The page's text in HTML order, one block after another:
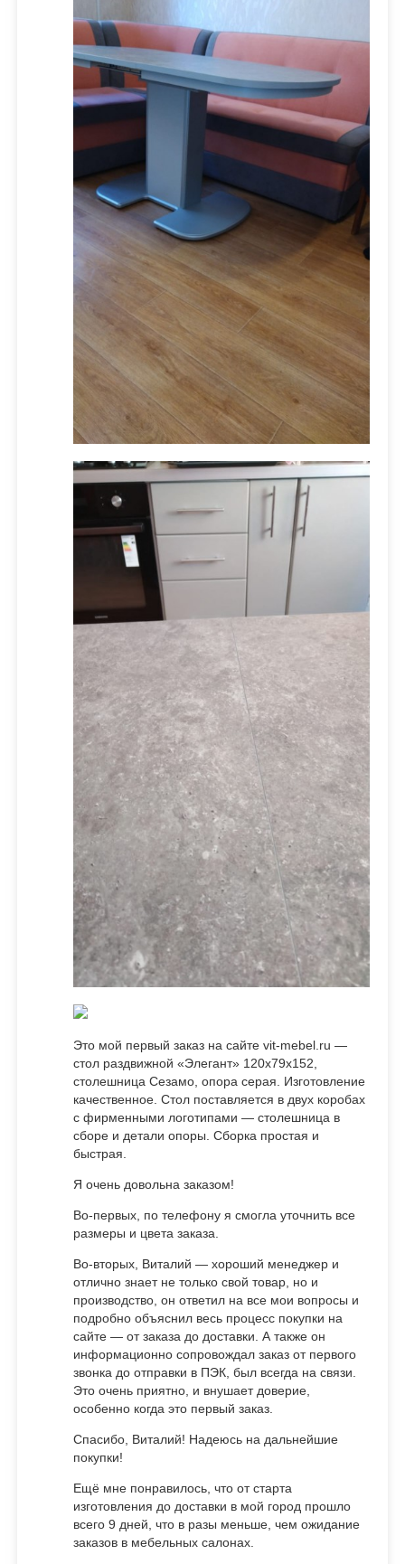
Это мой первый заказ на сайте vit-mebel.ru —
стол раздвижной «Элегант» 120х79х152,
столешница Сезамо, опора серая. Изготовление
качественное. Стол поставляется в двух коробах
с фирменными логотипами — столешница в
сборе и детали опоры. Сборка простая и
быстрая.
Я очень довольна заказом!
Во-первых, по телефону я смогла уточнить все
размеры и цвета заказа.
Во-вторых, Виталий — хороший менеджер и
отлично знает не только свой товар, но и
производство, он ответил на все мои вопросы и
подробно объяснил весь процесс покупки на
сайте — от заказа до доставки. А также он
информационно сопровождал заказ от первого
звонка до отправки в ПЭК, был всегда на связи.
Это очень приятно, и внушает доверие,
особенно когда это первый заказ.
Спасибо, Виталий! Надеюсь на дальнейшие
покупки!
Ещё мне понравилось, что от старта
изготовления до доставки в мой город прошло
всего 9 дней, что в разы меньше, чем ожидание
заказов в мебельных салонах.